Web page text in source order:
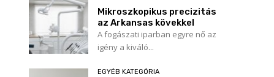
Mikroszkopikus precizitás
az Arkansas kövekkel
A fogászati iparban egyre nő az
igény a kiváló...
EGYÉB KATEGÓRIA